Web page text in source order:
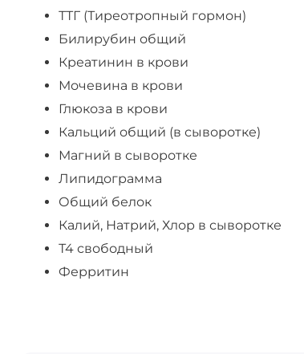
ТТГ (Тиреотропный гормон)
Билирубин общий
Креатинин в крови
Мочевина в крови
Глюкоза в крови
Кальций общий (в сыворотке)
Магний в сыворотке
Липидограмма
Общий белок
Калий, Натрий, Хлор в сыворотке
Т4 свободный
Ферритин